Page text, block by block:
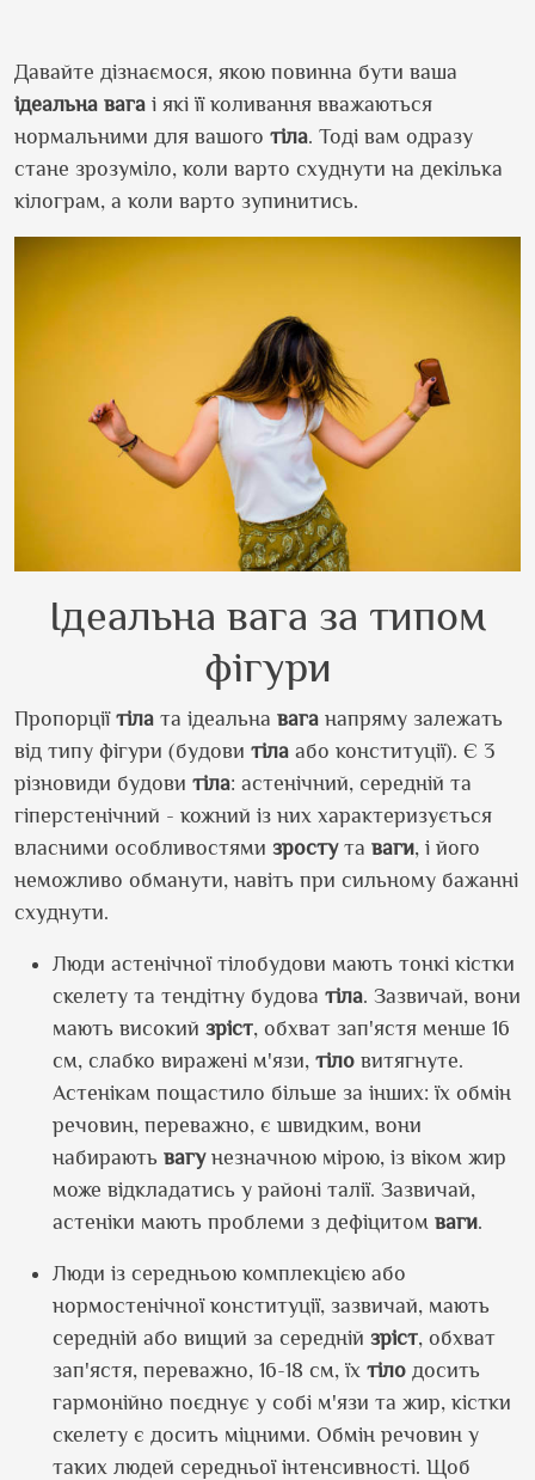
Давайте дізнаємося, якою повинна бути ваша
ідеальна вага і які її коливання вважаються
нормальними для вашого тіла. Тоді вам одразу
стане зрозуміло, коли варто схуднути на декілька
кілограм, а коли варто зупинитись.
Ідеальна вага за типом
фігури
Пропорції тіла та ідеальна вага напряму залежать
від типу фігури (будови тіла або конституції). Є 3
різновиди будови тіла: астенічний, середній та
гіперстенічний - кожний із них характеризується
власними особливостями зростута ваги, і його
неможливо обманути, навіть при сильному бажанні
схуднути.
Люди астенічної тілобудови мають тонкі кістки
скелету та тендітну будова тіла. Зазвичай, вони
мають високий зріст, обхват зап'ястя менше 16
см, слабко виражені м'язи, тіло витягнуте.
Астенікам пощастило більше за інших: їх обмін
речовин, переважно, є швидким, вони
набирають вагунезначною мірою, із віком жир
може відкладатись у районі талії. Зазвичай,
астеніки мають проблеми з дефіцитом ваги.
Люди із середньою комплекцією або
нормостенічної конституції, зазвичай, мають
середній або вищий за середній зріст, обхват
зап'ястя, переважно, 16-18 см, їх тіло досить
гармонійно поєднує у собі м'язи та жир, кістки
скелету є досить міцними. Обмін речовин у
таких людей середньої інтенсивності. Щоб